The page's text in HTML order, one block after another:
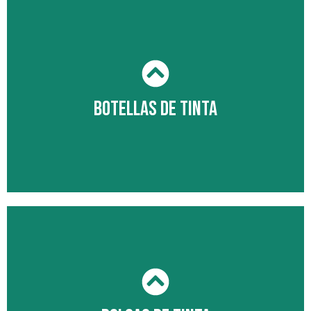
Cartuchos de tinta originales, bríndele a su
organización la calidad de impresión que
Botellas de tinta
Una solución perfecta para organizaciones con
grandes volúmenes de impresiones diarias.